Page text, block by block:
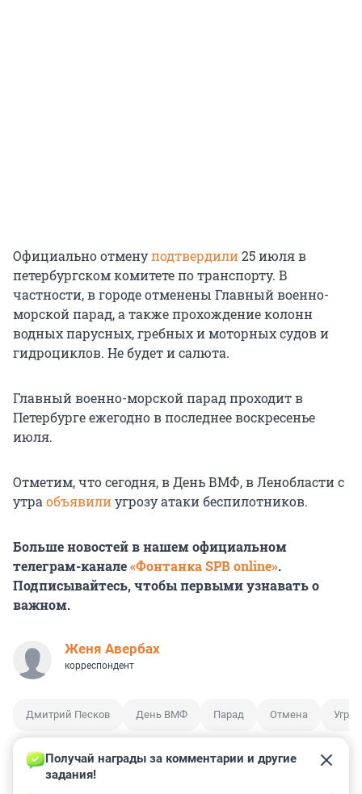
Официально отменуподтвердили25 июля в
петербургском комитете по транспорту. В
частности, в городе отменены Главный военно-
морской парад, а также прохождение колонн
водных парусных, гребных и моторных судов и
гидроциклов. Не будет и салюта.
Главный военно-морской парад проходит в
Петербурге ежегодно в последнее воскресенье
июля.
Отметим, что сегодня, в День ВМФ, в Ленобласти с
утра объявилиугрозу атаки беспилотников.
Больше новостей в нашем официальном
телеграм-канале«Фонтанка SPB online».
Подписывайтесь, чтобы первыми узнавать о
важном.
Женя Авербах
корреспондент
Дмитрий Песков День ВМФ Парад Отмена
Получай награды за комментарии и другие
задания!